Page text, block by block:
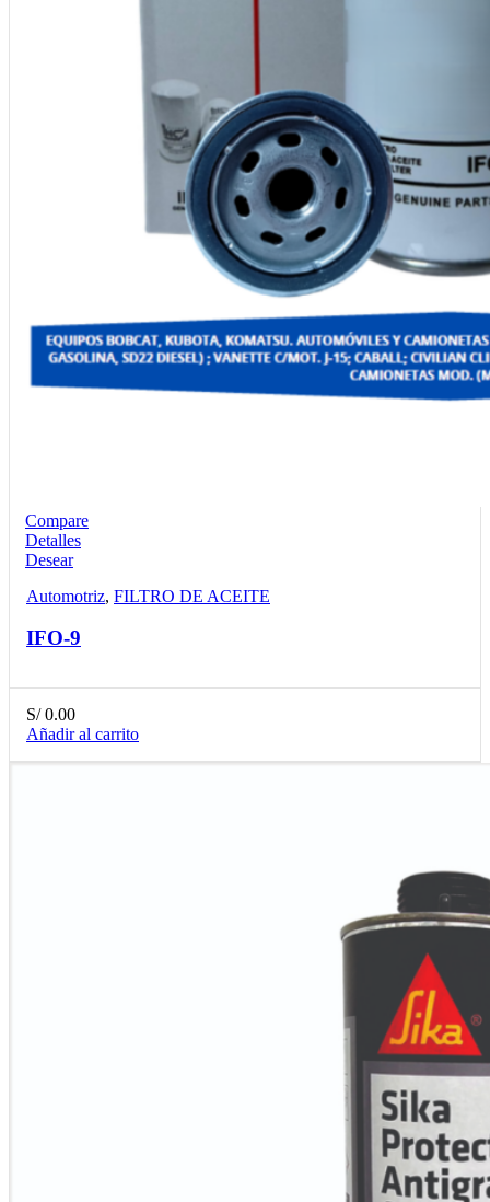
Compare
Detalles
Desear
Automotriz, FILTRO DE ACEITE
IFO-9
S/0.00
Añadir al carrito